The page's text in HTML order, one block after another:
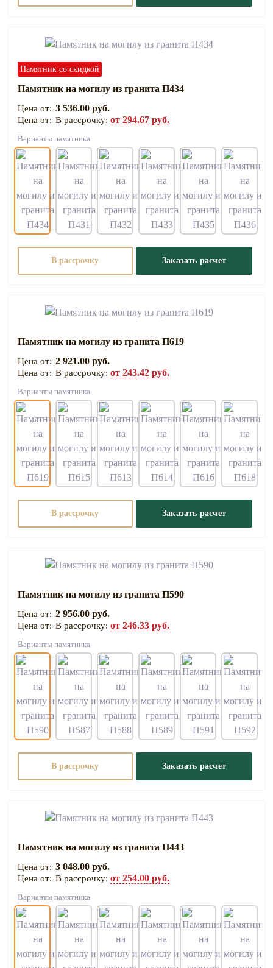
Памятник со скидкой
Памятник на могилу из гранита П434
3 536.00 руб.
В рассрочку: от 294.67 руб.
Варианты памятника
В рассрочку Заказать расчет
Памятник на могилу из гранита П619
2 921.00 руб.
В рассрочку: от 243.42 руб.
Варианты памятника
В рассрочку Заказать расчет
Памятник на могилу из гранита П590
2 956.00 руб.
В рассрочку: от 246.33 руб.
Варианты памятника
В рассрочку Заказать расчет
Памятник на могилу из гранита П443
3 048.00 руб.
В рассрочку: от 254.00 руб.
Варианты памятника